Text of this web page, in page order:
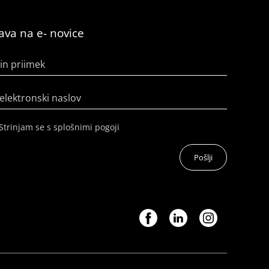
na e- novice
priimek
naslov
se s splošnimi pogoji
Pošlji